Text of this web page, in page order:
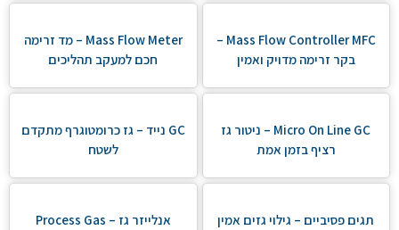
Mass Flow Controller MFC –
בקר זרימה מדויק ואמין
Mass Flow Meter – מד זרימה
חכם למעקב תהליכים
Micro On Line GC – ניטור גז
רציף בזמן אמת
GC נייד – גז כרומטוגרף מתקדם
לשטח
תגים פסיביים – גילוי גזים אמין
אנלייזר גז – Process Gas